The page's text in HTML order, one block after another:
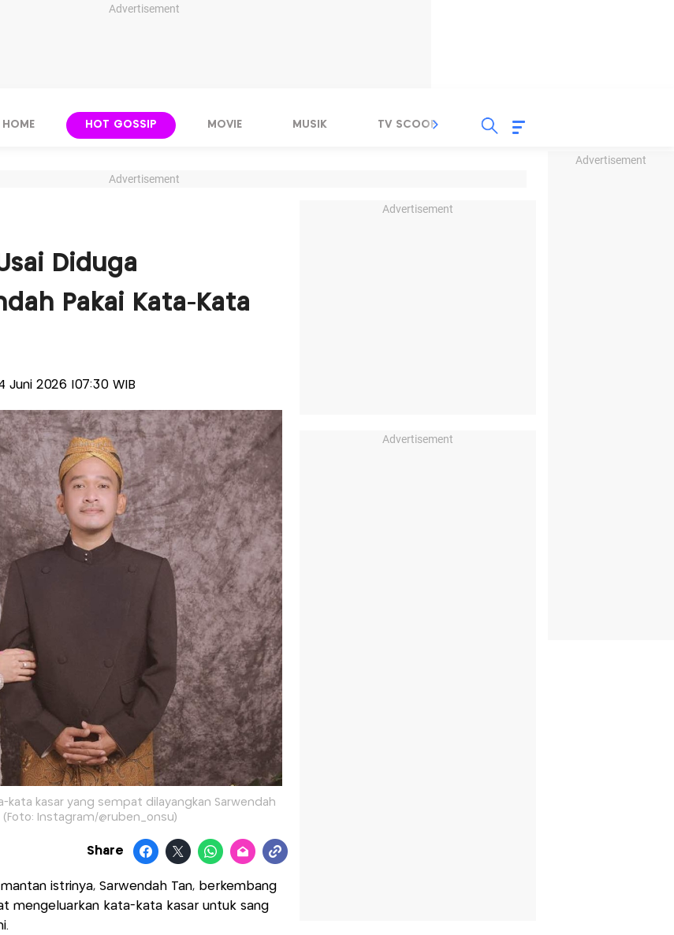
Advertisement
Advertisement
HOME HOT GOSSIP MOVIE MUSIK TV SCOOP LIRIK
Advertisement
Diduga
Pakai Kata-Kata
Juni 2026 |07:30 WIB
kasar yang sempat dilayangkan Sarwendah
Instagram/@ruben_onsu)
Share
istrinya, Sarwendah Tan, berkembang
mengeluarkan kata-kata kasar untuk sang
Advertisement
Advertisement